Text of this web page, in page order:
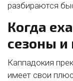
разбираются
Когда
сезоны и
Каппадокия
имеет свои